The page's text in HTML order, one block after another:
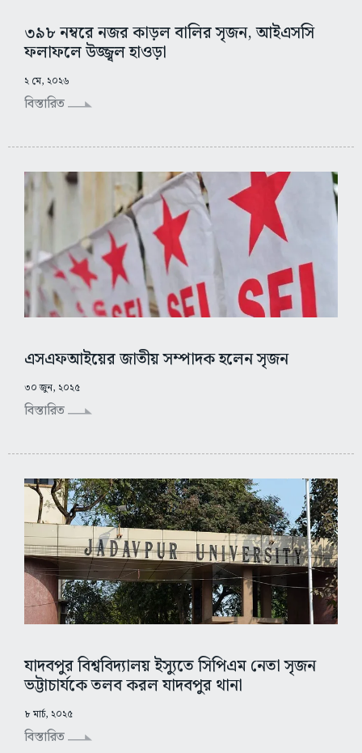
৩৯৮ নম্বরে নজর কাড়ল বালির সৃজন, আইএসসি
ফলাফলে উজ্জ্বল হাওড়া
২ মে, ২০২৬
বিস্তারিত
এসএফআইয়ের জাতীয় সম্পাদক হলেন সৃজন
৩০ জুন, ২০২৫
বিস্তারিত
যাদবপুর বিশ্ববিদ্যালয় ইস্যুতে সিপিএম নেতা সৃজন
ভট্টাচার্যকে তলব করল যাদবপুর থানা
৮ মার্চ, ২০২৫
বিস্তারিত